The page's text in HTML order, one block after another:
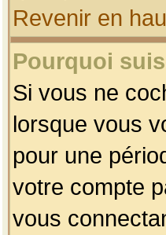
Revenir en
Pourquoi
Si vous ne
lorsque vous
pour une
votre compte
vous